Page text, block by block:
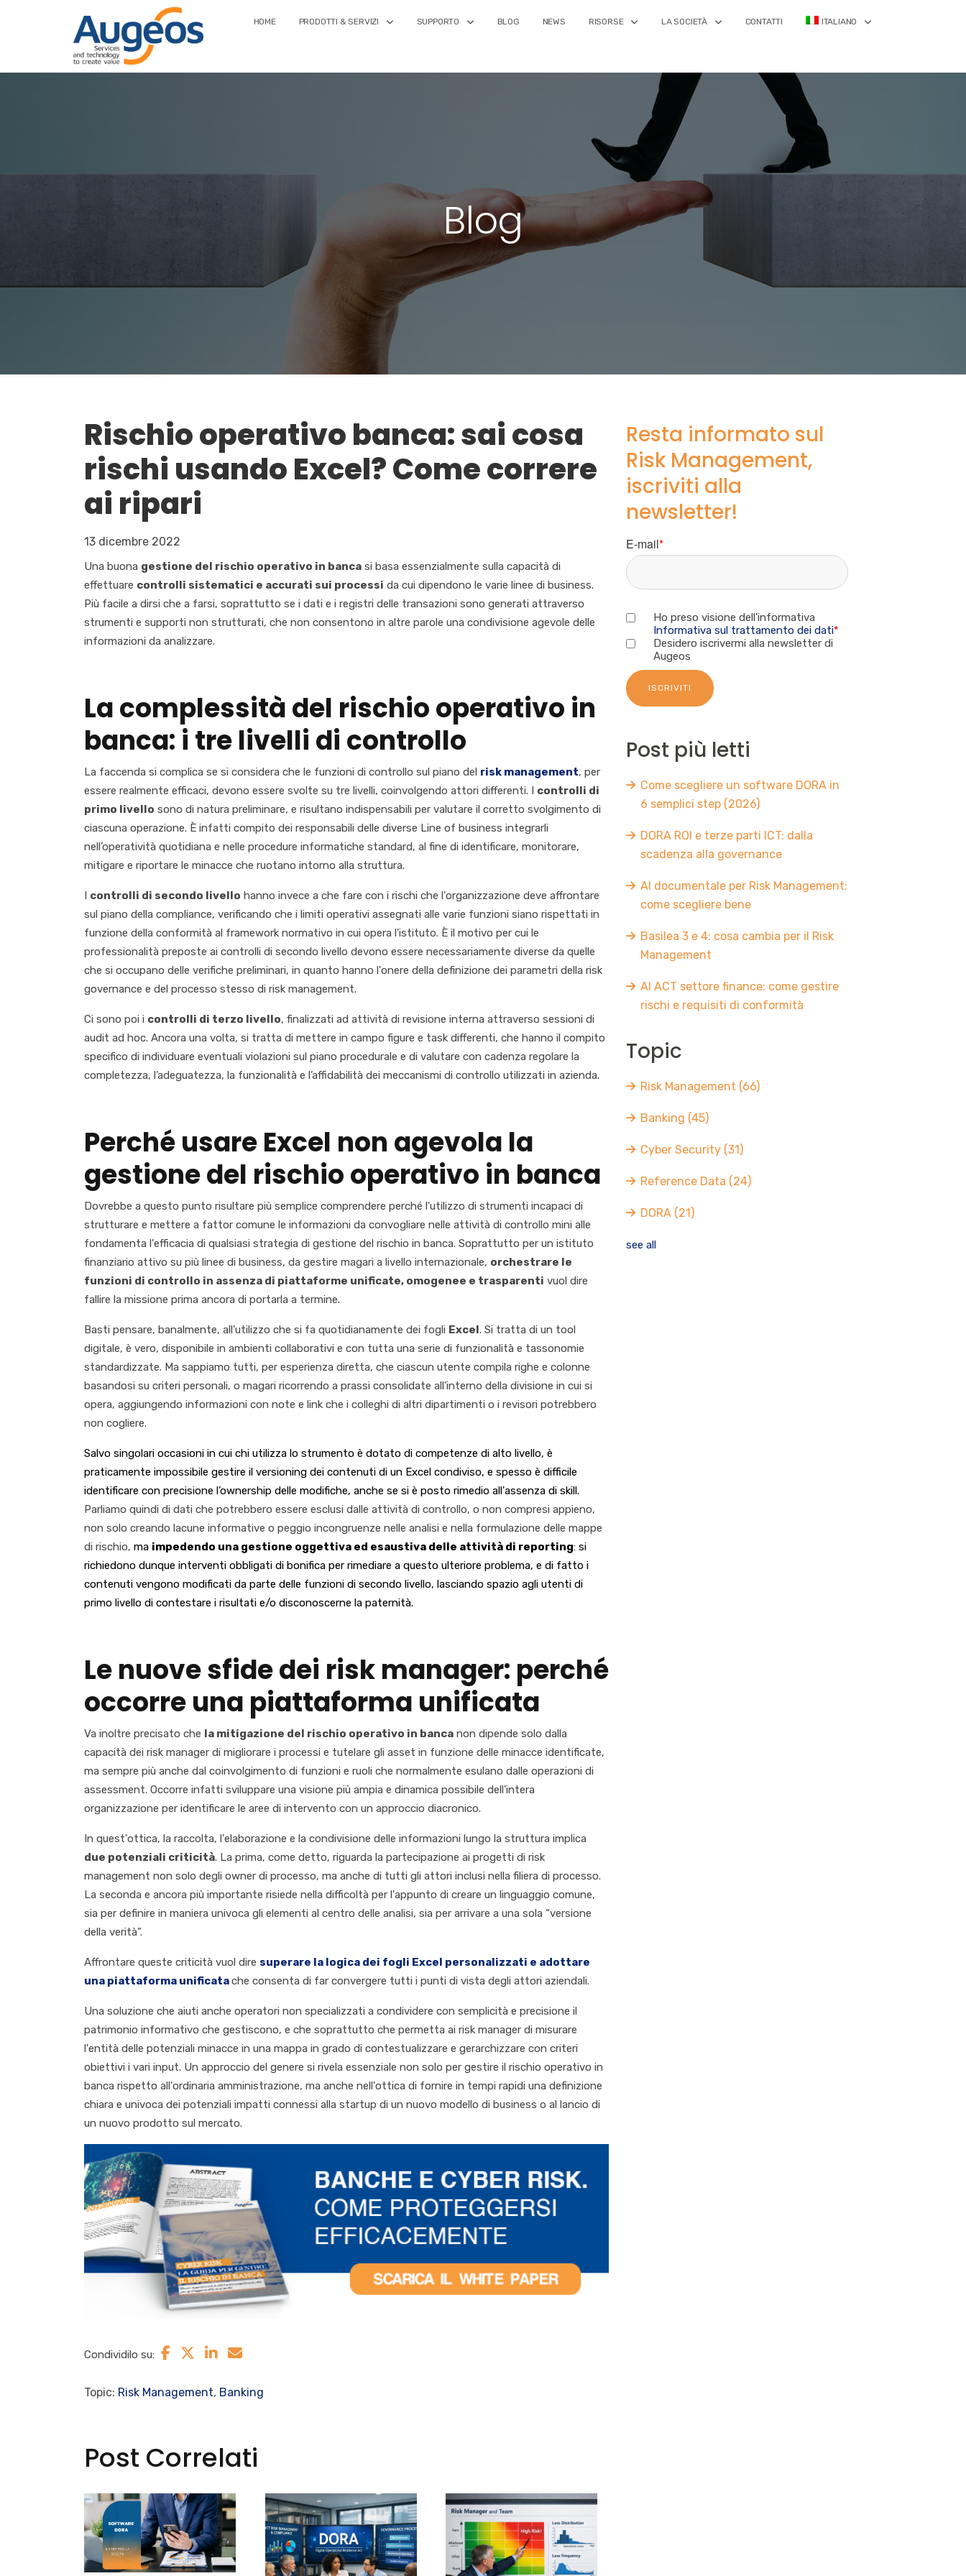
HOME PRODOTTI & SERVIZI SUPPORTO BLOG NEWS RISORSE LA SOCIETÀ CONTATTI ITALIANO
Blog
Rischio operativo banca: sai cosa
rischi usando Excel? Come correre
ai ripari
13 dicembre 2022
Una buona gestione del rischio operativo in banca si basa essenzialmente sulla capacità di
effettuare controlli sistematici e accurati sui processi da cui dipendono le varie linee di business.
Più facile a dirsi che a farsi, soprattutto se i dati e i registri delle transazioni sono generati attraverso
strumenti e supporti non strutturati, che non consentono in altre parole una condivisione agevole delle
informazioni da analizzare.
La complessità del rischio operativo in
banca: i tre livelli di controllo
La faccenda si complica se si considera che le funzioni di controllo sul piano del risk management, per
essere realmente efficaci, devono essere svolte su tre livelli, coinvolgendo attori differenti. I controlli di
primo livello sono di natura preliminare, e risultano indispensabili per valutare il corretto svolgimento di
ciascuna operazione. È infatti compito dei responsabili delle diverse Line of business integrarli
nell’operatività quotidiana e nelle procedure informatiche standard, al fine di identificare, monitorare,
mitigare e riportare le minacce che ruotano intorno alla struttura.
I controlli di secondo livello hanno invece a che fare con i rischi che l'organizzazione deve affrontare
sul piano della compliance, verificando che i limiti operativi assegnati alle varie funzioni siano rispettati in
funzione della conformità al framework normativo in cui opera l'istituto. È il motivo per cui le
professionalità preposte ai controlli di secondo livello devono essere necessariamente diverse da quelle
che si occupano delle verifiche preliminari, in quanto hanno l'onere della definizione dei parametri della risk
governance e del processo stesso di risk management.
Ci sono poi i controlli di terzo livello, finalizzati ad attività di revisione interna attraverso sessioni di
audit ad hoc. Ancora una volta, si tratta di mettere in campo figure e task differenti, che hanno il compito
specifico di individuare eventuali violazioni sul piano procedurale e di valutare con cadenza regolare la
completezza, l’adeguatezza, la funzionalità e l’affidabilità dei meccanismi di controllo utilizzati in azienda.
Perché usare Excel non agevola la
gestione del rischio operativo in banca
Dovrebbe a questo punto risultare più semplice comprendere perché l'utilizzo di strumenti incapaci di
strutturare e mettere a fattor comune le informazioni da convogliare nelle attività di controllo mini alle
fondamenta l'efficacia di qualsiasi strategia di gestione del rischio in banca. Soprattutto per un istituto
finanziario attivo su più linee di business, da gestire magari a livello internazionale, orchestrare le
funzioni di controllo in assenza di piattaforme unificate, omogenee e trasparenti vuol dire
fallire la missione prima ancora di portarla a termine.
Basti pensare, banalmente, all'utilizzo che si fa quotidianamente dei fogli Excel. Si tratta di un tool
digitale, è vero, disponibile in ambienti collaborativi e con tutta una serie di funzionalità e tassonomie
standardizzate. Ma sappiamo tutti, per esperienza diretta, che ciascun utente compila righe e colonne
basandosi su criteri personali, o magari ricorrendo a prassi consolidate all'interno della divisione in cui si
opera, aggiungendo informazioni con note e link che i colleghi di altri dipartimenti o i revisori potrebbero
non cogliere.
Salvo singolari occasioni in cui chi utilizza lo strumento è dotato di competenze di alto livello, è
praticamente impossibile gestire il versioning dei contenuti di un Excel condiviso, e spesso è difficile
identificare con precisione l’ownership delle modifiche, anche se si è posto rimedio all'assenza di skill.
Parliamo quindi di dati che potrebbero essere esclusi dalle attività di controllo, o non compresi appieno,
non solo creando lacune informative o peggio incongruenze nelle analisi e nella formulazione delle mappe
di rischio, ma impedendo una gestione oggettiva ed esaustiva delle attività di reporting: si
richiedono dunque interventi obbligati di bonifica per rimediare a questo ulteriore problema, e di fatto i
contenuti vengono modificati da parte delle funzioni di secondo livello, lasciando spazio agli utenti di
primo livello di contestare i risultati e/o disconoscerne la paternità.
Le nuove sfide dei risk manager: perché
occorre una piattaforma unificata
Va inoltre precisato che la mitigazione del rischio operativo in banca non dipende solo dalla
capacità dei risk manager di migliorare i processi e tutelare gli asset in funzione delle minacce identificate,
ma sempre più anche dal coinvolgimento di funzioni e ruoli che normalmente esulano dalle operazioni di
assessment. Occorre infatti sviluppare una visione più ampia e dinamica possibile dell'intera
organizzazione per identificare le aree di intervento con un approccio diacronico.
In quest'ottica, la raccolta, l'elaborazione e la condivisione delle informazioni lungo la struttura implica
due potenziali criticità. La prima, come detto, riguarda la partecipazione ai progetti di risk
management non solo degli owner di processo, ma anche di tutti gli attori inclusi nella filiera di processo.
La seconda e ancora più importante risiede nella difficoltà per l'appunto di creare un linguaggio comune,
sia per definire in maniera univoca gli elementi al centro delle analisi, sia per arrivare a una sola “versione
della verità”.
Affrontare queste criticità vuol dire superare la logica dei fogli Excel personalizzati e adottare
una piattaforma unificatache consenta di far convergere tutti i punti di vista degli attori aziendali.
Una soluzione che aiuti anche operatori non specializzati a condividere con semplicità e precisione il
patrimonio informativo che gestiscono, e che soprattutto che permetta ai risk manager di misurare
l'entità delle potenziali minacce in una mappa in grado di contestualizzare e gerarchizzare con criteri
obiettivi i vari input. Un approccio del genere si rivela essenziale non solo per gestire il rischio operativo in
banca rispetto all'ordinaria amministrazione, ma anche nell'ottica di fornire in tempi rapidi una definizione
chiara e univoca dei potenziali impatti connessi alla startup di un nuovo modello di business o al lancio di
un nuovo prodotto sul mercato.
Condividilo su:
Topic: Risk Management, Banking
Post Correlati
Resta informato sul
Risk Management,
iscriviti alla
newsletter!
E-mail*
Ho preso visione dell'informativa
Informativa sul trattamento dei dati*
Desidero iscrivermi alla newsletter di
Augeos
Post più letti
Come scegliere un software DORA in
6 semplici step (2026)
DORA ROI e terze parti ICT: dalla
scadenza alla governance
AI documentale per Risk Management:
come scegliere bene
Basilea 3 e 4: cosa cambia per il Risk
Management
AI ACT settore finance: come gestire
rischi e requisiti di conformità
Topic
Risk Management (66)
Banking (45)
Cyber Security (31)
Reference Data (24)
DORA (21)
see all